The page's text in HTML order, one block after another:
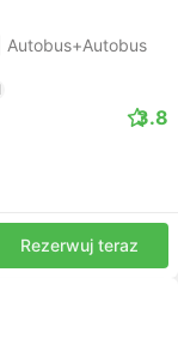
Autobus+Autobus
3.8
Rezerwuj teraz